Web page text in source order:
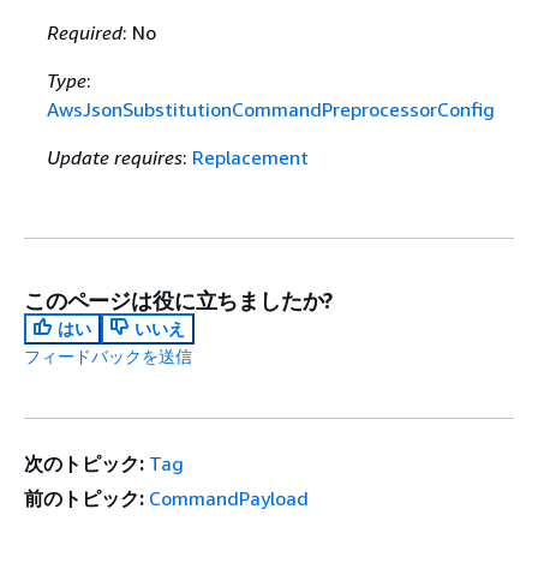
Required: No
Type:
AwsJsonSubstitutionCommandPreprocessorConfig
Update requires: Replacement
このページは役に立ちましたか?
はい
いいえ
フィードバックを送信
次のトピック: Tag
前のトピック: CommandPayload